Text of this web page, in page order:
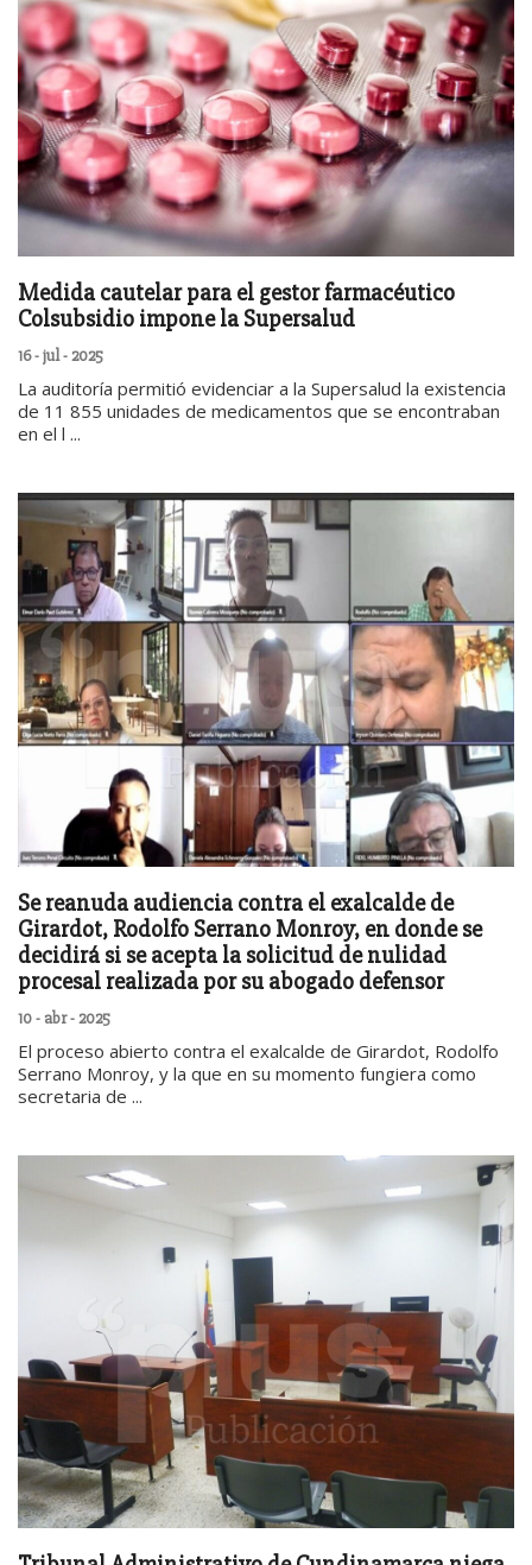
Medida cautelar para el gestor farmacéutico
Colsubsidio impone la Supersalud
16 - jul - 2025
La auditoría permitió evidenciar a la Supersalud la existencia
de 11 855 unidades de medicamentos que se encontraban
en el l ...
Se reanuda audiencia contra el exalcalde de
Girardot, Rodolfo Serrano Monroy, en donde se
decidirá si se acepta la solicitud de nulidad
procesal realizada por su abogado defensor
10 - abr - 2025
El proceso abierto contra el exalcalde de Girardot, Rodolfo
Serrano Monroy, y la que en su momento fungiera como
secretaria de ...